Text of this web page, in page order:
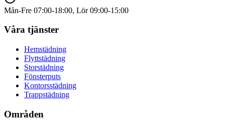
Mån-Fre 07:00-18:00, Lör 09:00-15:00
Våra tjänster
Hemstädning
Flyttstädning
Storstädning
Fönsterputs
Kontorsstädning
Trappstädning
Områden